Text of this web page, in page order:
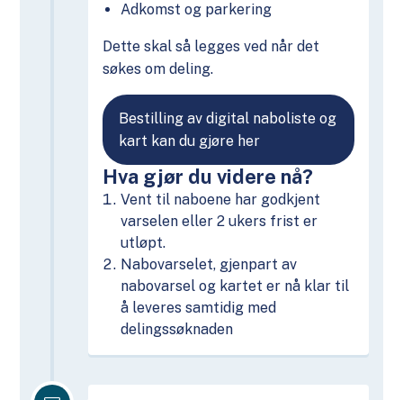
Adkomst og parkering
Dette skal så legges ved når det
søkes om deling.
Bestilling av digital naboliste og
kart kan du gjøre her
Hva gjør du videre nå?
Vent til naboene har godkjent
varselen eller 2 ukers frist er
utløpt.
Nabovarselet, gjenpart av
nabovarsel og kartet er nå klar til
å leveres samtidig med
delingssøknaden